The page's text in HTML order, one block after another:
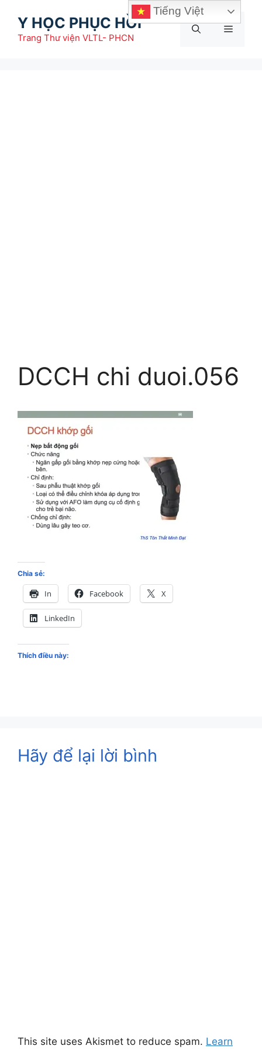
Y HỌC PHỤC HỒI
Trang Thư viện VLTL- PHCN
Menu
DCCH chi duoi.056
Chia sẻ:
In Facebook X
LinkedIn
Thích điều này:
Hãy để lại lời bình
This site uses Akismet to reduce spam. Learn
Tiếng Việt